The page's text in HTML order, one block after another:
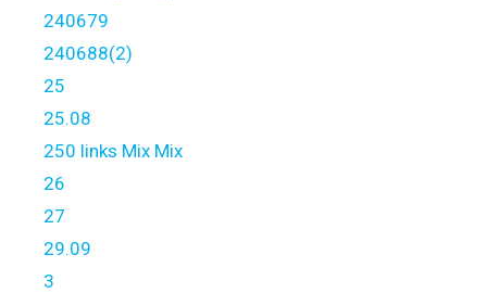
240679
240688(2)
25
25.08
250 links Mix Mix
26
27
29.09
3